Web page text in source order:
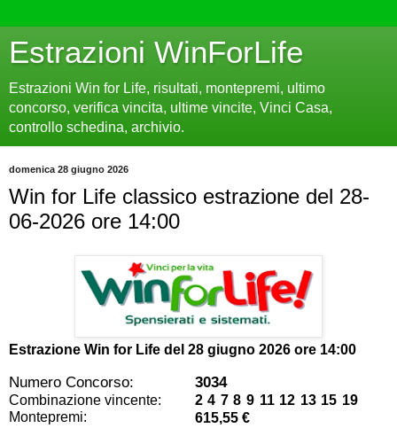
Estrazioni WinForLife
Estrazioni Win for Life, risultati, montepremi, ultimo
concorso, verifica vincita, ultime vincite, Vinci Casa,
controllo schedina, archivio.
domenica 28 giugno 2026
Win for Life classico estrazione del 28-
06-2026 ore 14:00
Estrazione Win for Life del 28 giugno 2026 ore 14:00
Numero Concorso: 3034
Combinazione vincente:
2 4 7 8 9 11 12 13 15 19
Montepremi:
615,55 €